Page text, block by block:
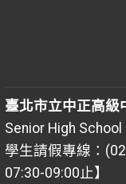
臺北市立中正高級
Senior High School
學生請假專線：
07:30-09:00止】